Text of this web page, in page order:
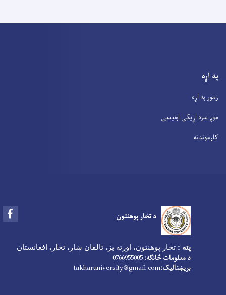
په اړه
زموږ په اړه
موږ سره اړیکی اونیسی
کارموندنه
د تخار پوهنتون
پته : تخار پوهنتون، اورته بز، تالقان ښار، تخار، افغانستان
د معلومات څانګه: 0766955005
بریښنالیک:takharuniversity@gmail.com